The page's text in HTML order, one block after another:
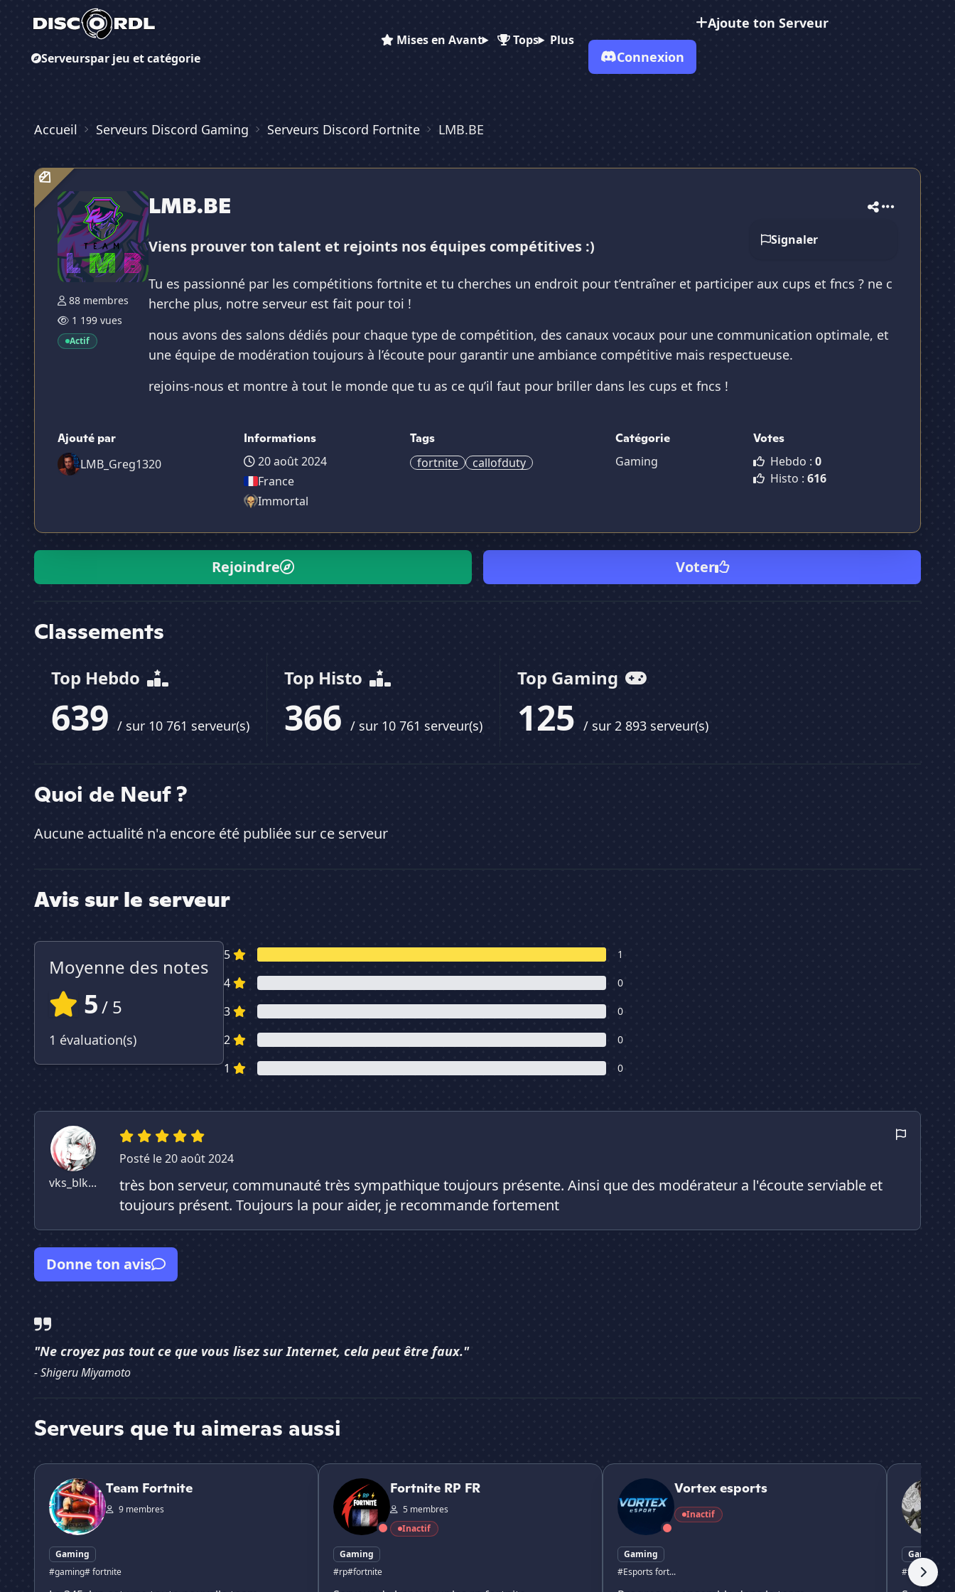
Serveurspar jeu et catégorie
Mises en Avant Tops Plus
Ajoute ton Serveur
Connexion
Accueil Serveurs Discord Gaming Serveurs Discord Fortnite LMB.BE
88 membres
1 199 vues
Actif
LMB.BE
Signaler
Viens prouver ton talent et rejoints nos équipes compétitives :)
Tu es passionné par les compétitions fortnite et tu cherches un endroit pour t’entraîner et participer aux cups et fncs ? ne c
herche plus, notre serveur est fait pour toi !
nous avons des salons dédiés pour chaque type de compétition, des canaux vocaux pour une communication optimale, et
une équipe de modération toujours à l’écoute pour garantir une ambiance compétitive mais respectueuse.
rejoins-nous et montre à tout le monde que tu as ce qu’il faut pour briller dans les cups et fncs !
Ajouté par
LMB_Greg1320
Informations
20 août 2024
France
Immortal
Tags
fortnite callofduty
Catégorie
Gaming
Votes
Hebdo : 0
Histo : 616
Rejoindre Voter
Vote pour
Classements
Top Hebdo
639 / sur 10 761 serveur(s)
Top Histo
366 / sur 10 761 serveur(s)
Top Gaming
125 / sur 2 893 serveur(s)
Quoi de Neuf ?
Aucune actualité n'a encore été publiée sur ce serveur
Avis sur le serveur
Moyenne des notes
5/ 5
1 évaluation(s)
5 1
4 0
3 0
2 0
1 0
vks_blk...
Posté le 20 août 2024
très bon serveur, communauté très sympathique toujours présente. Ainsi que des modérateur a l'écoute serviable et
toujours présent. Toujours la pour aider, je recommande fortement
Donne ton avis
Es-tu sûr de vouloir supprimer ton avis de ce serveur ?
"Ne croyez pas tout ce que vous lisez sur Internet, cela peut être faux."
- Shigeru Miyamoto
Serveurs que tu aimeras aussi
Team Fortnite
Team Fortnite
9 membres
Gaming
#gaming# fortnite
Fortnite RP FR
Fortnite RP FR
5 membres
Inactif
Gaming
#rp#fortnite
Vortex esports
Vortex esports
Inactif
Gaming
#Esports fort...
ytb CryzZ
Gaming
#fortnite